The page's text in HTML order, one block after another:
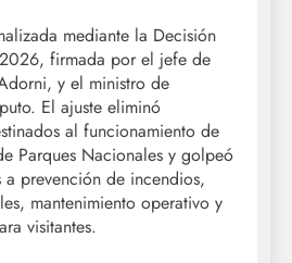
mediante la Decisión
firmada por el jefe de
y el ministro de
El ajuste eliminó
al funcionamiento de
Parques Nacionales y golpeó
a prevención de incendios,
mantenimiento operativo y
visitantes.